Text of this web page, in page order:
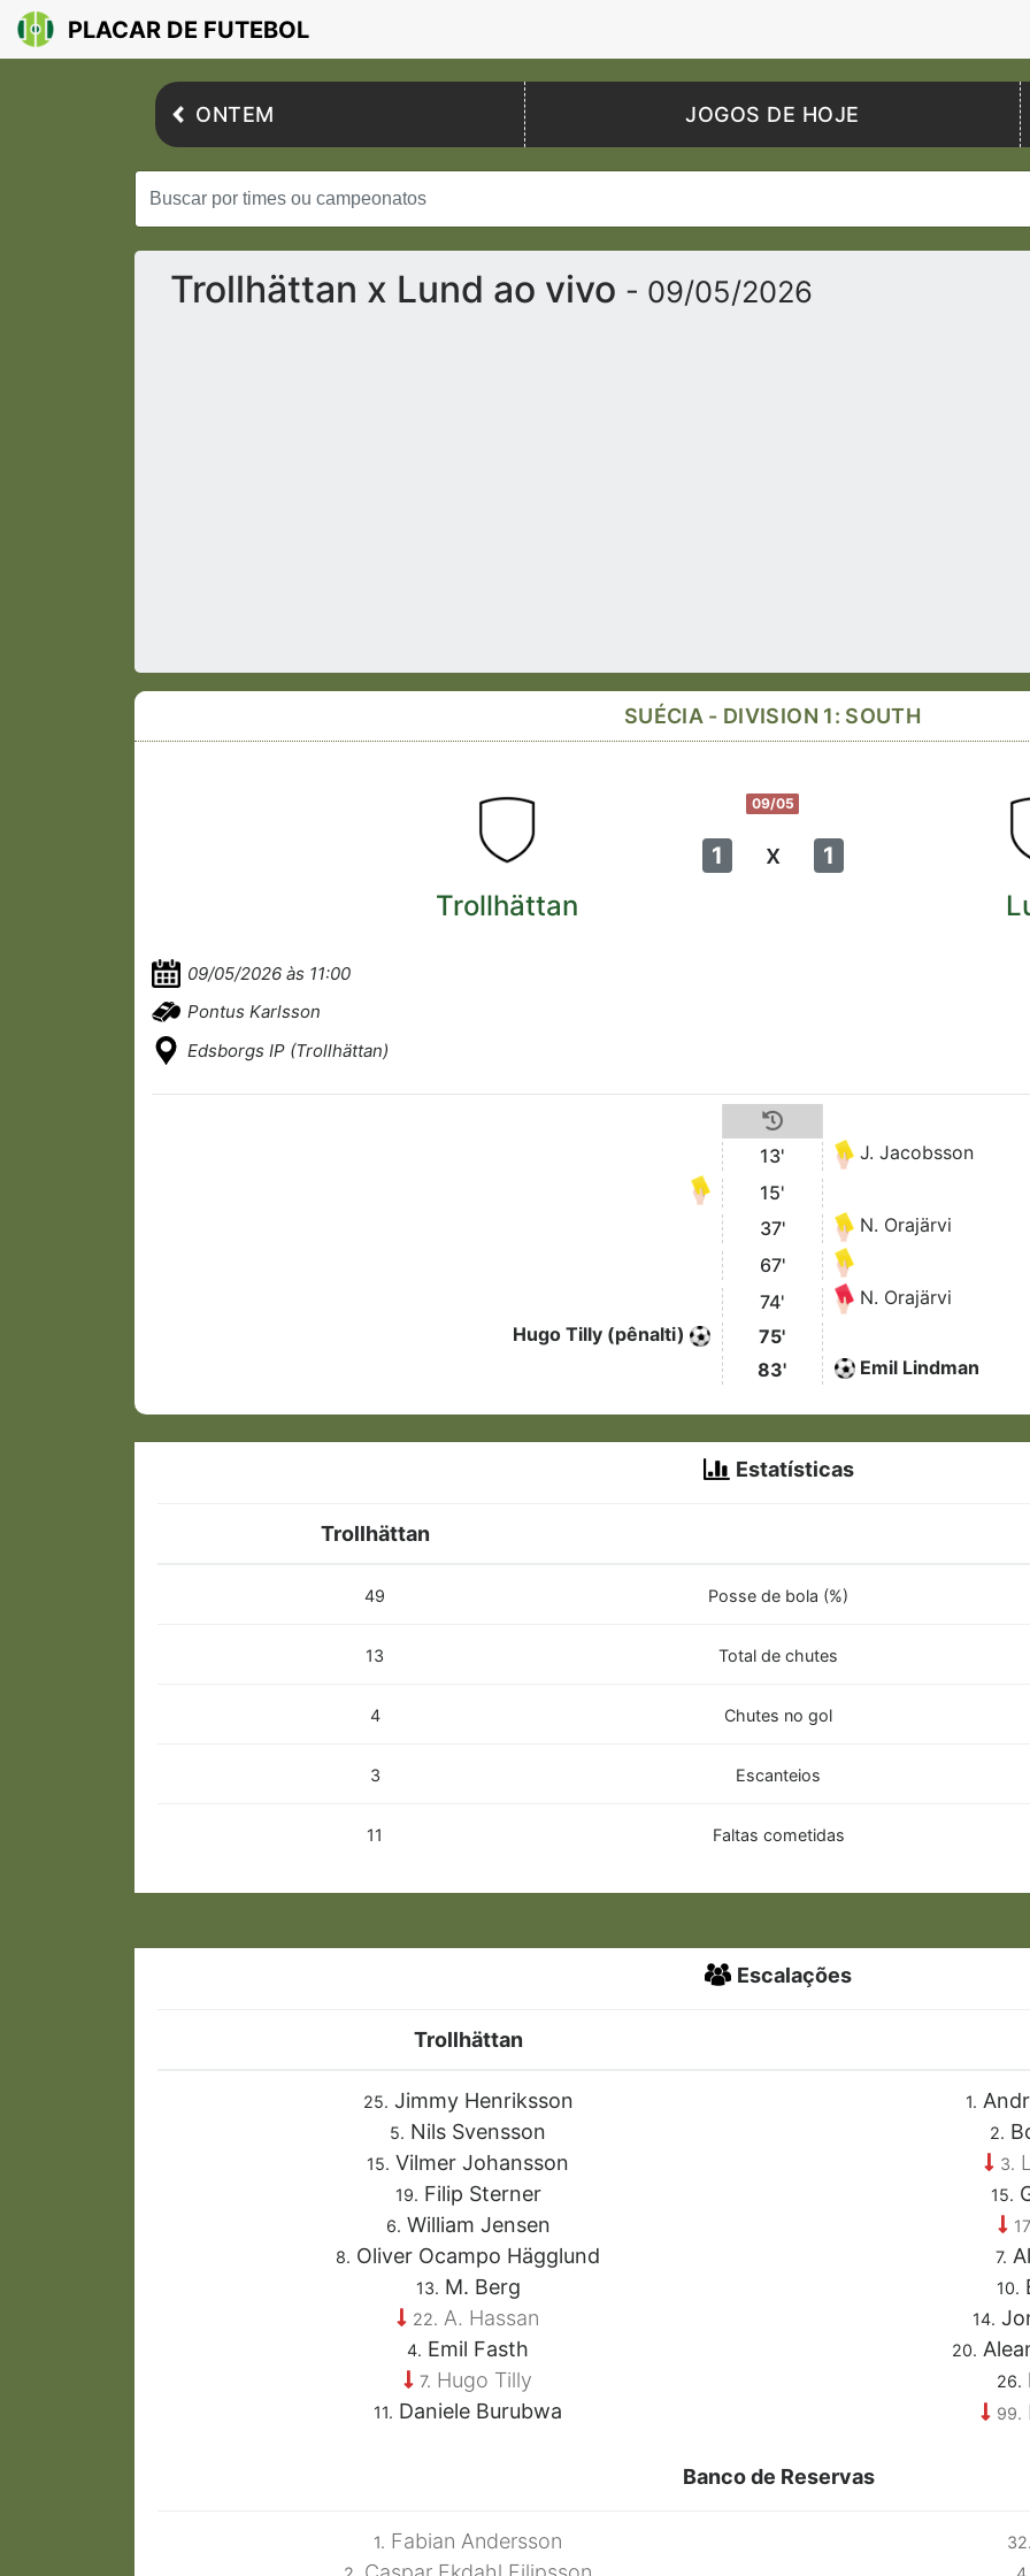
PLACAR DE FUTEBOL
ONTEM JOGOS DE HOJE
Trollhättan x Lund ao vivo - 09/05/2026
SUÉCIA - DIVISION 1: SOUTH
09/05
1 x 1
Trollhättan
09/05/2026 às 11:00
Pontus Karlsson
Edsborgs IP (Trollhättan)
13'
J. Jacobsson
15'
37'
N. Orajärvi
67'
74'
N. Orajärvi
Hugo Tilly (pênalti)
75'
83'
Emil Lindman
Estatísticas
Trollhättan
49 Posse de bola (%)
13 Total de chutes
4 Chutes no gol
3 Escanteios
11 Faltas cometidas
Escalações
Trollhättan
25. Jimmy Henriksson
5. Nils Svensson
15. Vilmer Johansson
19. Filip Sterner
6. William Jensen
8. Oliver Ocampo Hägglund
13. M. Berg
22. A. Hassan
4. Emil Fasth
7. Hugo Tilly
11. Daniele Burubwa
1.
2.
3.
15.
7.
10.
14.
20.
26.
99.
Banco de Reservas
1. Fabian Andersson